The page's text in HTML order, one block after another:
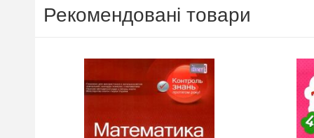
Рекомендовані товари